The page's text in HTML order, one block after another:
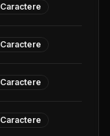
Caractere
Caractere
Caractere
Caractere